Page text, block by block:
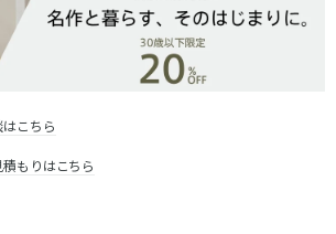
こちら
もりはこちら